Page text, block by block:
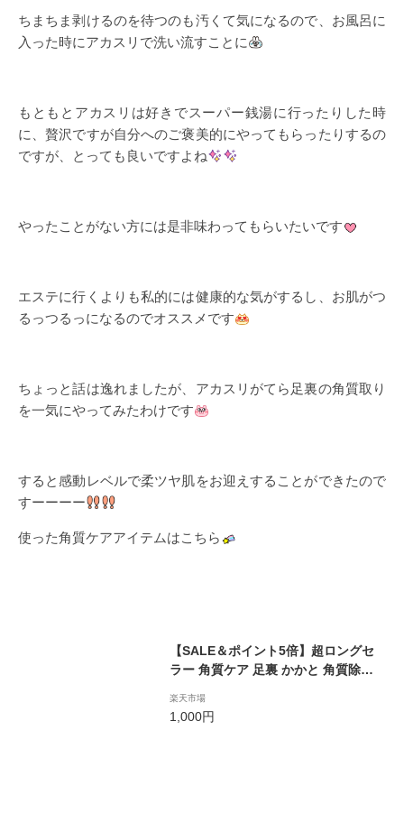
ちまちま剥けるのを待つのも汚くて気になるので、お風呂に
入った時にアカスリで洗い流すことに
もともとアカスリは好きでスーパー銭湯に行ったりした時
に、贅沢ですが自分へのご褒美的にやってもらったりするの
ですが、とっても良いですよね
やったことがない方には是非味わってもらいたいです
エステに行くよりも私的には健康的な気がするし、お肌がつ
るっつるっになるのでオススメです
ちょっと話は逸れましたが、アカスリがてら足裏の角質取り
を一気にやってみたわけです
すると感動レベルで柔ツヤ肌をお迎えすることができたので
すーーーー
使った角質ケアアイテムはこちら
【SALE＆ポイント5倍】超ロングセ
ラー 角質ケア 足裏 かかと 角質除去
リングパック ペロリン 選べる6種の
香り【ガサガサ 足裏角質 カカト 足
楽天市場
1,000円